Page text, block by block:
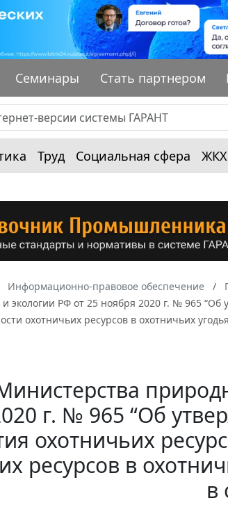
Семинары Стать партнером
Труд Социальная сфера ЖКХ
Информационно-правовое обеспечение
экологии РФ от 25 ноября 2020 г. № 965
охотничьих ресурсов в охотничьих
г. № 965 “Об
охотничьих
ресурсов в
в